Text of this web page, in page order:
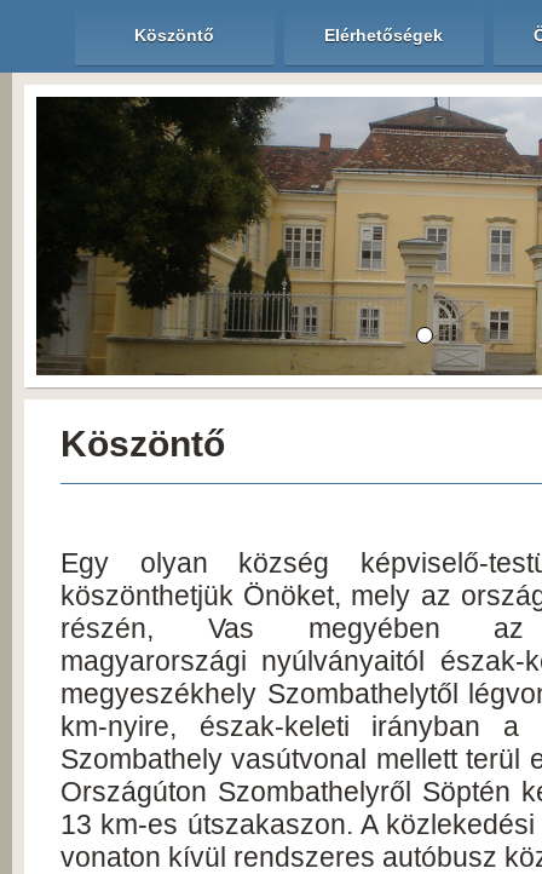
Köszöntő Elérhetőségek
Köszöntő
Egy olyan község képviselő-
köszönthetjük Önöket, mely az
részén, Vas megyében az
magyarországi nyúlványaitól észak-
megyeszékhely Szombathelytől
km-nyire, észak-keleti irányban a
Szombathely vasútvonal mellett terül
Országúton Szombathelyről Söptén
13 km-es útszakaszon. A
vonaton kívül rendszeres autóbusz